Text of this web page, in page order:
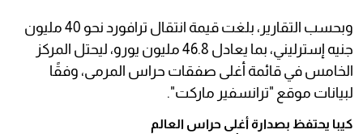
وبحسب التقارير، بلغت قيمة انتقال ترافورد نحو 40 مليون
جنيه إسترليني، بما يعادل 46.8 مليون يورو، ليحتل المركز
الخامس في قائمة أغلى صفقات حراس المرمى، وفقًا
لبيانات موقع "ترانسفير ماركت".
كيبا يحتفظ بصدارة أغلى حراس العالم